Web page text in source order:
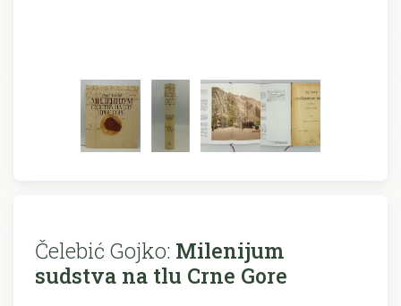
Čelebić Gojko: Milenijum
sudstva na tlu Crne Gore